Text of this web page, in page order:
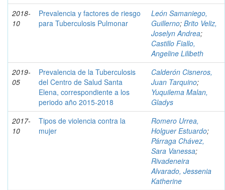
2018-
10
Prevalencia y factores de riesgo
para Tuberculosis Pulmonar
León Samaniego,
Guillerno; Brito Veliz,
Joselyn Andrea;
Castillo Fiallo,
Angeline Lilibeth
2019-
05
Prevalencia de la Tuberculosis
del Centro de Salud Santa
Elena, correspondiente a los
periodo año 2015-2018
Calderón Cisneros,
Juan Tarquino;
Yuquilema Malan,
Gladys
2017-
10
Tipos de violencia contra la
mujer
Romero Urrea,
Holguer Estuardo;
Párraga Chávez,
Sara Vanessa;
Rivadeneira
Alvarado, Jessenia
Katherine